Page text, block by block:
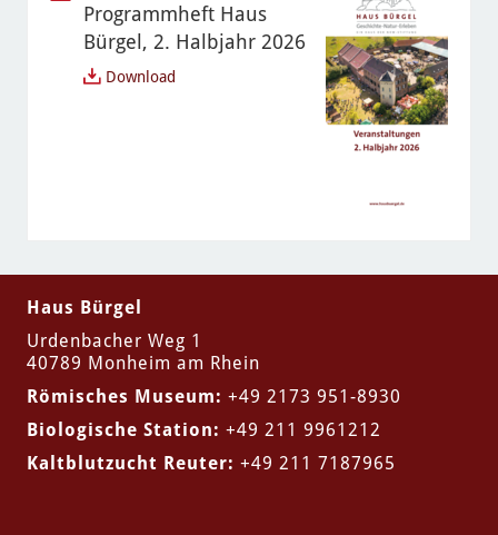
Programmheft Haus
Bürgel, 2. Halbjahr 2026
Download
Haus Bürgel
Urdenbacher Weg 1
40789 Monheim am Rhein
Römisches Museum: +49 2173 951-8930
Biologische Station: +49 211 9961212
Kaltblutzucht Reuter: +49 211 7187965